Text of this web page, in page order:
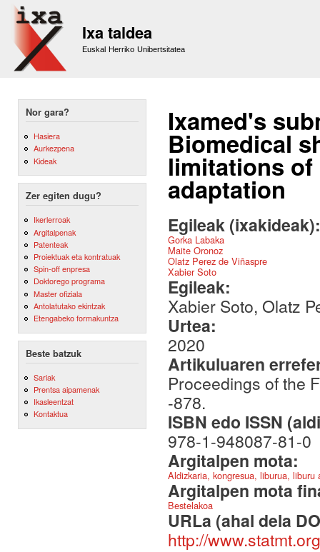
Ixa taldea
Euskal Herriko Unibertsitatea
Nor gara?
Hasiera
Aurkezpena
Kideak
Zer egiten dugu?
Ikerlerroak
Argitalpenak
Patenteak
Proiektuak eta kontratuak
Spin-off enpresa
Doktorego programa
Master ofiziala
Antolatutako ekintzak
Etengabeko formakuntza
Beste batzuk
Sariak
Prentsa aipamenak
Ikasleentzat
Kontaktua
Ixamed's
Biomedical
limitations
adaptation
Egileak
Gorka Labaka
Maite Oronoz
Olatz Perez de Viñaspre
Xabier Soto
Egileak:
Xabier Soto, Olatz
Urtea:
2020
Artikuluaren
Proceedings of the
-878.
ISBN edo ISSN
978-1-948087-81-0
Argitalpen mota:
Aldizkaria, kongresua, liburua,
Argitalpen mota
Bestelakoa
URLa (ahal dela
http://